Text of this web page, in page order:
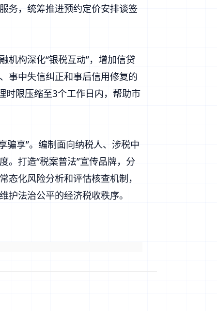
务，统筹推进预约定价安排谈签
构深化“银税互动”，增加信贷
事中失信纠正和事后信用修复的
时限压缩至3个工作日内，帮助市
享”。编制面向纳税人、涉税中
。打造“税案普法”宣传品牌，分
化风险分析和评估核查机制，
护法治公平的经济税收秩序。